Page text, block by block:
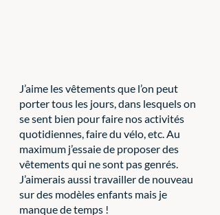
J’aime les vêtements que l’on peut
porter tous les jours, dans lesquels on
se sent bien pour faire nos activités
quotidiennes, faire du vélo, etc. Au
maximum j’essaie de proposer des
vêtements qui ne sont pas genrés.
J’aimerais aussi travailler de nouveau
sur des modèles enfants mais je
manque de temps !